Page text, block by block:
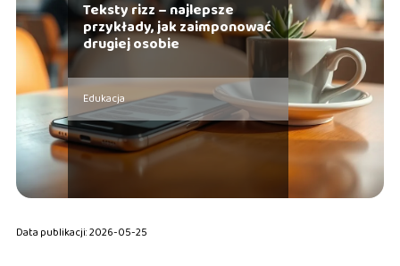
Teksty rizz – najlepsze
przykłady, jak zaimponować
drugiej osobie
Edukacja
Data publikacji: 2026-05-25